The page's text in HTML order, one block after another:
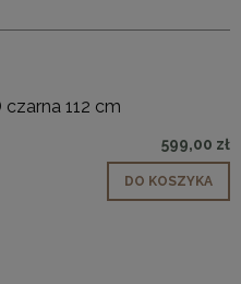
112 cm
599,00 zł
DO KOSZYKA